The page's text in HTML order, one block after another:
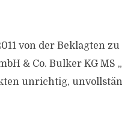
von der Beklagten
& Co. Bulker KG
unrichtig,